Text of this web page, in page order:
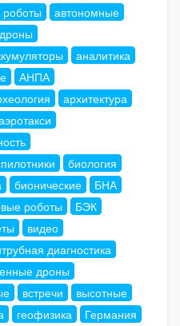
роботы
автономные
аналитика
АНПА
архитектура
биология
бионические
БНА
роботы
БЭК
видео
диагностика
дроны
встречи
высотные
геофизика
Германия